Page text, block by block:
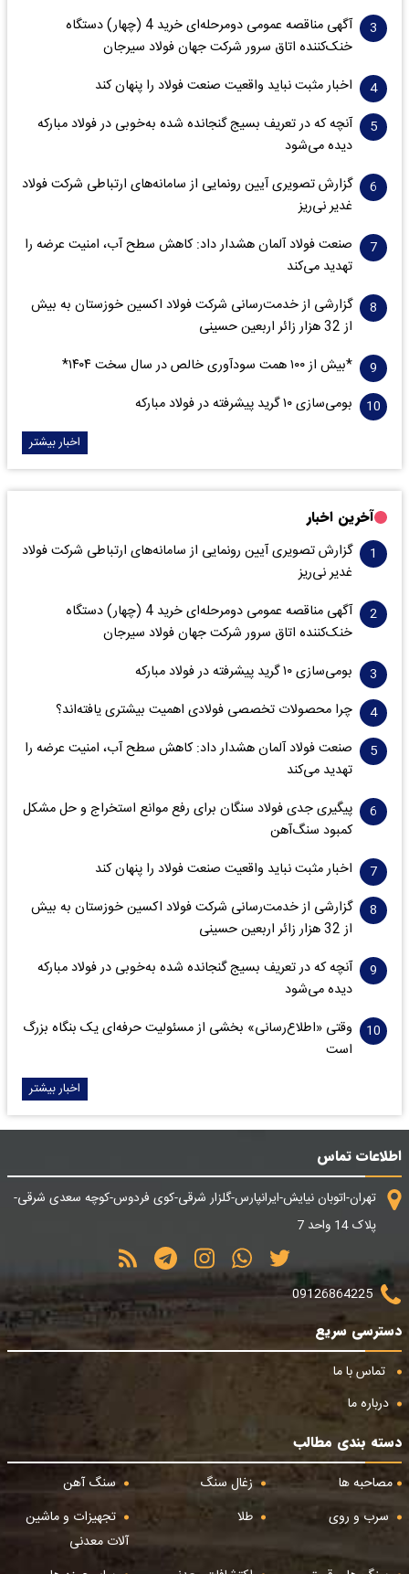
آگهی مناقصه عمومی دومرحله‌ای خرید 4 (چهار) دستگاه
خنک‌کننده اتاق سرور شرکت جهان فولاد سیرجان
اخبار مثبت نباید واقعیت صنعت فولاد را پنهان کند
آنچه که در تعریف بسیج گنجانده شده به‌خوبی در فولاد مبارکه
دیده می‌شود
گزارش تصویری آیین رونمایی از سامانه‌های ارتباطی شرکت فولاد
غدیر نی‌ریز
صنعت فولاد آلمان هشدار داد: کاهش سطح آب، امنیت عرضه را
تهدید می‌کند
گزارشی از خدمت‌رسانی شرکت فولاد اکسین خوزستان به بیش
از 32 هزار زائر اربعین حسینی
*بیش از ۱۰۰ همت سودآوری خالص در سال سخت ۱۴۰۴*
بومی‌سازی ۱۰ گرید پیشرفته در فولاد مبارکه
اخبار بیشتر
آخرین اخبار
گزارش تصویری آیین رونمایی از سامانه‌های ارتباطی شرکت فولاد
غدیر نی‌ریز
آگهی مناقصه عمومی دومرحله‌ای خرید 4 (چهار) دستگاه
خنک‌کننده اتاق سرور شرکت جهان فولاد سیرجان
بومی‌سازی ۱۰ گرید پیشرفته در فولاد مبارکه
چرا محصولات تخصصی فولادی اهمیت بیشتری یافته‌اند؟
صنعت فولاد آلمان هشدار داد: کاهش سطح آب، امنیت عرضه را
تهدید می‌کند
پیگیری جدی فولاد سنگان برای رفع موانع استخراج و حل مشکل
کمبود سنگ‌آهن
اخبار مثبت نباید واقعیت صنعت فولاد را پنهان کند
گزارشی از خدمت‌رسانی شرکت فولاد اکسین خوزستان به بیش
از 32 هزار زائر اربعین حسینی
آنچه که در تعریف بسیج گنجانده شده به‌خوبی در فولاد مبارکه
دیده می‌شود
وقتی «اطلاع‌رسانی» بخشی از مسئولیت حرفه‌ای یک بنگاه بزرگ
است
اخبار بیشتر
اطلاعات تماس
تهران-اتوبان نیایش-ایرانپارس-گلزار شرقی-کوی فردوس-کوچه سعدی شرقی-
پلاک 14 واحد 7
09126864225
دسترسی سریع
تماس با ما
درباره ما
دسته بندی مطالب
مصاحبه ها
زغال سنگ
سنگ آهن
سرب و روی
طلا
تجهیزات و ماشین
آلات معدنی